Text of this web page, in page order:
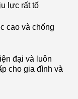
lực rất tố
cao và chống
đại và luôn
cho gia đình và